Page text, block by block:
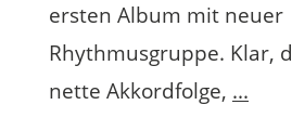
ersten Album mit neuer
Rhythmusgruppe. Klar,
nette Akkordfolge, ...